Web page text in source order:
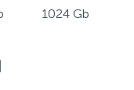
1024 Gb